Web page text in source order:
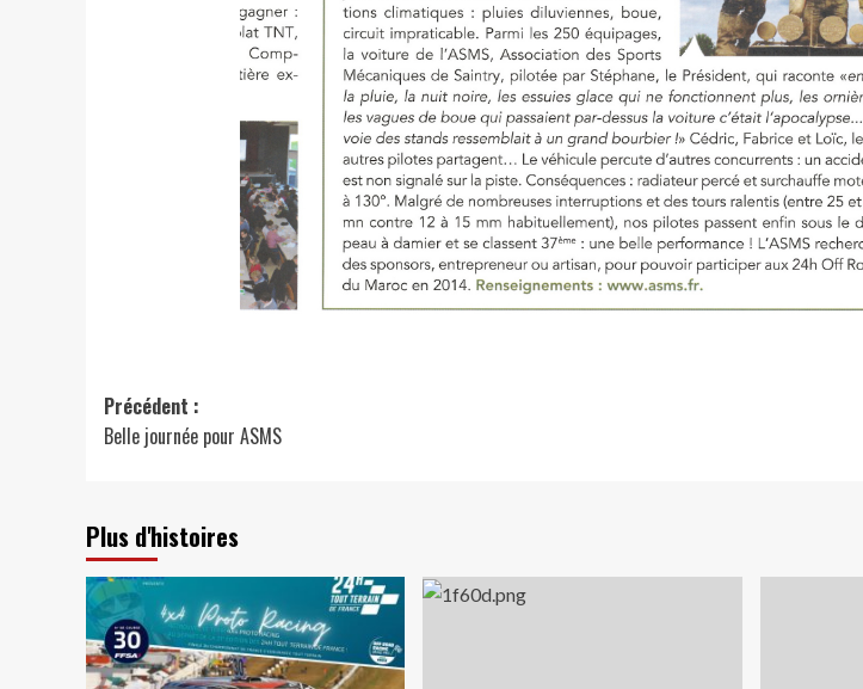
Navigation
d’article
Précédent :
Belle journée pour ASMS
Plus d'histoires